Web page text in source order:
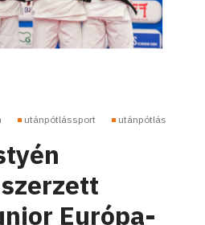
utánpótlássport utánpótlás
Európa-